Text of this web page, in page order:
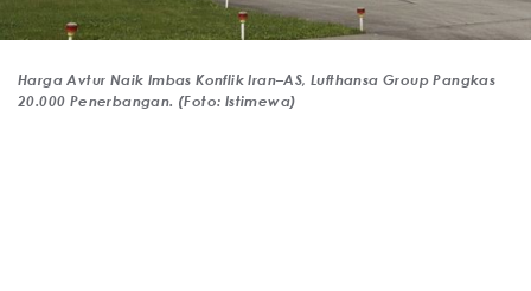
Harga Avtur Naik Imbas Konflik Iran–AS, Lufthansa Group Pangkas
20.000 Penerbangan. (Foto: Istimewa)